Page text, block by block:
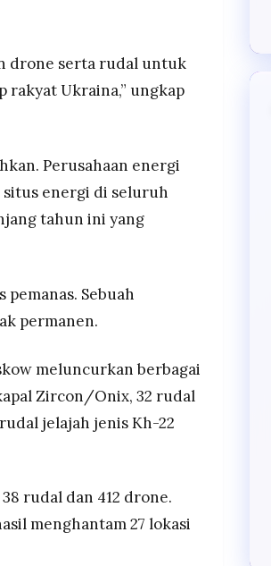
drone serta rudal untuk
rakyat Ukraina,” ungkap
Perusahaan energi
situs energi di seluruh
tahun ini yang
Sebuah
permanen.
meluncurkan berbagai
Zircon/Onix, 32 rudal
jelajah jenis Kh-22
rudal dan 412 drone.
menghantam 27 lokasi